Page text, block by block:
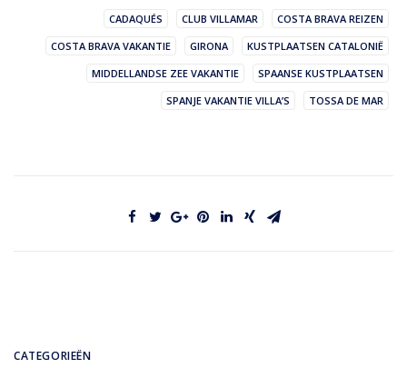
CADAQUÉS CLUB VILLAMAR
COSTA BRAVA REIZEN
COSTA BRAVA VAKANTIE
GIRONA
KUSTPLAATSEN CATALONIË
MIDDELLANDSE ZEE VAKANTIE
SPAANSE KUSTPLAATSEN
SPANJE VAKANTIE VILLA’S
TOSSA DE MAR
CATEGORIEËN